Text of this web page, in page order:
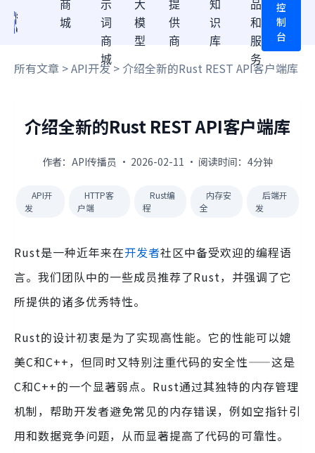
商
城
示
词
商
城
大
模
型
提
供
商
知
识
库
品
和
服
务
控
制
台
所有文章 >API开发> 介绍全新的Rust REST API客户端库
介绍全新的Rust REST API客户端库
作者：API传播员 · 2026-02-11 · 阅读时间：4分钟
API开
发
HTTP客
户端
Rust编
程
内存安
全
后端开
发
Rust是一种近年来在开发者社区中备受欢迎的编程语
言。我们团队中的一些成员推荐了Rust，并强调了它
所提供的诸多优秀特性。
Rust的设计初衷是为了实现高性能。它的性能可以媲
美C和C++，但同时又特别注重代码的安全性——这是
C和C++的一个显著弱点。Rust通过其独特的内存管理
机制，帮助开发者避免常见的内存错误，例如空指针引
用和数据竞争问题，从而显著提高了代码的可靠性。